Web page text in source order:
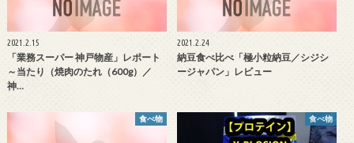
2021.2.15
「業務スーパー 神戸物産」レポート
～当たり（焼肉のたれ（600g）／
神…
2021.2.24
納豆食べ比べ「極小粒納豆／シジシ
ージャパン」レビュー
食べ物 食べ物